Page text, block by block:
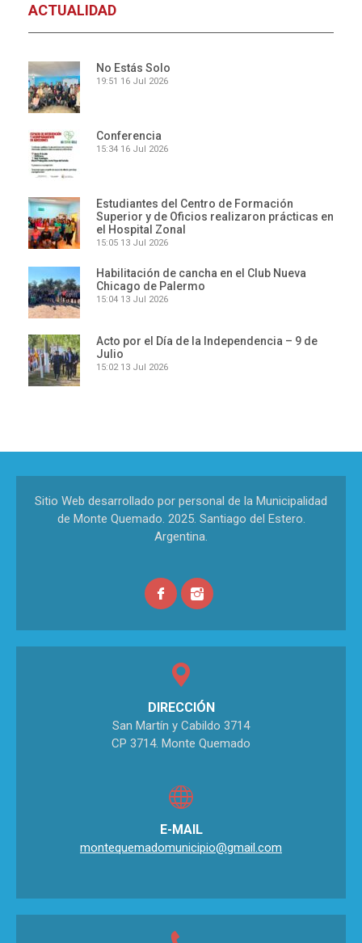
ACTUALIDAD
No Estás Solo
19:51 16 Jul 2026
Conferencia
15:34 16 Jul 2026
Estudiantes del Centro de Formación
Superior y de Oficios realizaron prácticas en
el Hospital Zonal
15:05 13 Jul 2026
Habilitación de cancha en el Club Nueva
Chicago de Palermo
15:04 13 Jul 2026
Acto por el Día de la Independencia – 9 de
Julio
15:02 13 Jul 2026
Sitio Web desarrollado por personal de la Municipalidad
de Monte Quemado. 2025. Santiago del Estero.
Argentina.
DIRECCIÓN
San Martín y Cabildo 3714
CP 3714. Monte Quemado
E-MAIL
montequemadomunicipio@gmail.com